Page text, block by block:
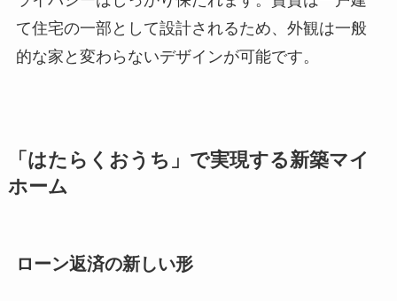
て住宅の一部として設計されるため、外観は一般
的な家と変わらないデザインが可能です。
「はたらくおうち」で実現する新築マイ
ホーム
ローン返済の新しい形